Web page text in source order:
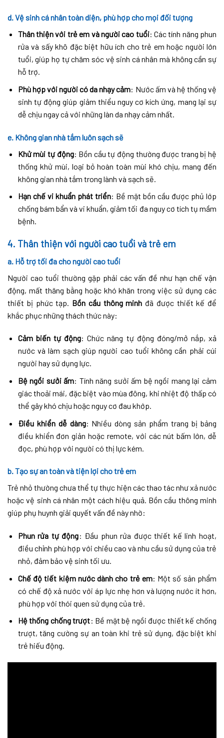
d. Vệ sinh cá nhân toàn diện, phù hợp cho mọi đối tượng
Thân thiện với trẻ em và người cao tuổi: Các tính năng phun
rửa và sấy khô đặc biệt hữu ích cho trẻ em hoặc người lớn
tuổi, giúp họ tự chăm sóc vệ sinh cá nhân mà không cần sự
hỗ trợ.
Phù hợp với người có da nhạy cảm: Nước ấm và hệ thống vệ
sinh tự động giúp giảm thiểu nguy cơ kích ứng, mang lại sự
dễ chịu ngay cả với những làn da nhạy cảm nhất.
e. Không gian nhà tắm luôn sạch sẽ
Khử mùi tự động: Bồn cầu tự động thường được trang bị hệ
thống khử mùi, loại bỏ hoàn toàn mùi khó chịu, mang đến
không gian nhà tắm trong lành và sạch sẽ.
Hạn chế vi khuẩn phát triển: Bề mặt bồn cầu được phủ lớp
chống bám bẩn và vi khuẩn, giảm tối đa nguy cơ tích tụ mầm
bệnh.
4. Thân thiện với người cao tuổi và trẻ em
a. Hỗ trợ tối đa cho người cao tuổi
Người cao tuổi thường gặp phải các vấn đề như hạn chế vận
động, mất thăng bằng hoặc khó khăn trong việc sử dụng các
thiết bị phức tạp. Bồn cầu thông minh đã được thiết kế để
khắc phục những thách thức này:
Cảm biến tự động: Chức năng tự động đóng/mở nắp, xả
nước và làm sạch giúp người cao tuổi không cần phải cúi
người hay sử dụng lực.
Bệ ngồi sưởi ấm: Tính năng sưởi ấm bệ ngồi mang lại cảm
giác thoải mái, đặc biệt vào mùa đông, khi nhiệt độ thấp có
thể gây khó chịu hoặc nguy cơ đau khớp.
Điều khiển dễ dàng: Nhiều dòng sản phẩm trang bị bảng
điều khiển đơn giản hoặc remote, với các nút bấm lớn, dễ
đọc, phù hợp với người có thị lực kém.
b. Tạo sự an toàn và tiện lợi cho trẻ em
Trẻ nhỏ thường chưa thể tự thực hiện các thao tác như xả nước
hoặc vệ sinh cá nhân một cách hiệu quả. Bồn cầu thông minh
giúp phụ huynh giải quyết vấn đề này nhờ:
Phun rửa tự động: Đầu phun rửa được thiết kế linh hoạt,
điều chỉnh phù hợp với chiều cao và nhu cầu sử dụng của trẻ
nhỏ, đảm bảo vệ sinh tối ưu.
Chế độ tiết kiệm nước dành cho trẻ em: Một số sản phẩm
có chế độ xả nước với áp lực nhẹ hơn và lượng nước ít hơn,
phù hợp với thói quen sử dụng của trẻ.
Hệ thống chống trượt: Bề mặt bệ ngồi được thiết kế chống
trượt, tăng cường sự an toàn khi trẻ sử dụng, đặc biệt khi
trẻ hiếu động.